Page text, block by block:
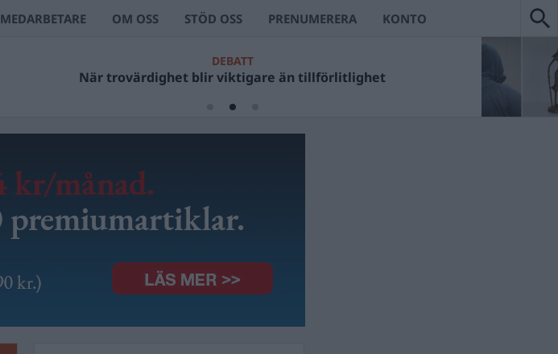
MEDARBETARE OM OSS STÖD OSS PRENUMERERA KONTO
DEBATT
När trovärdighet blir viktigare än tillförlitlighet